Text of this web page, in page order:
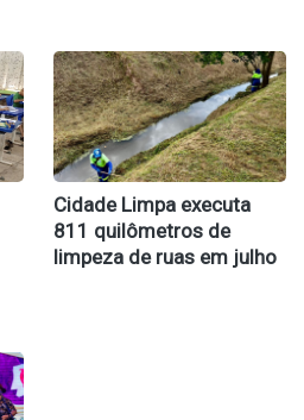
Cidade Limpa executa
811 quilômetros de
limpeza de ruas em julho